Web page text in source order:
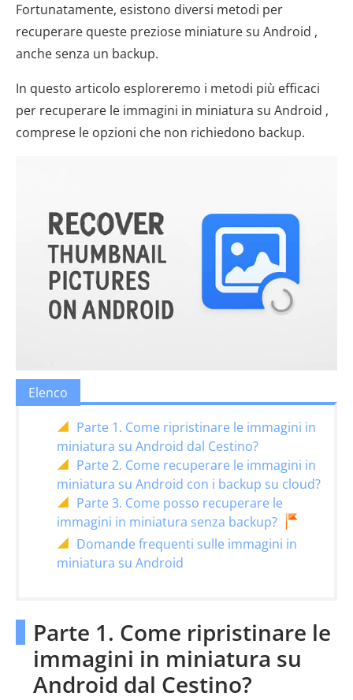
Fortunatamente, esistono diversi metodi per
recuperare queste preziose miniature su Android ,
anche senza un backup.
In questo articolo esploreremo i metodi più efficaci
per recuperare le immagini in miniatura su Android ,
comprese le opzioni che non richiedono backup.
Elenco
Parte 1. Come ripristinare le immagini in
miniatura su Android dal Cestino?
Parte 2. Come recuperare le immagini in
miniatura su Android con i backup su cloud?
Parte 3. Come posso recuperare le
immagini in miniatura senza backup?
Domande frequenti sulle immagini in
miniatura su Android
Parte 1. Come ripristinare le
immagini in miniatura su
Android dal Cestino?